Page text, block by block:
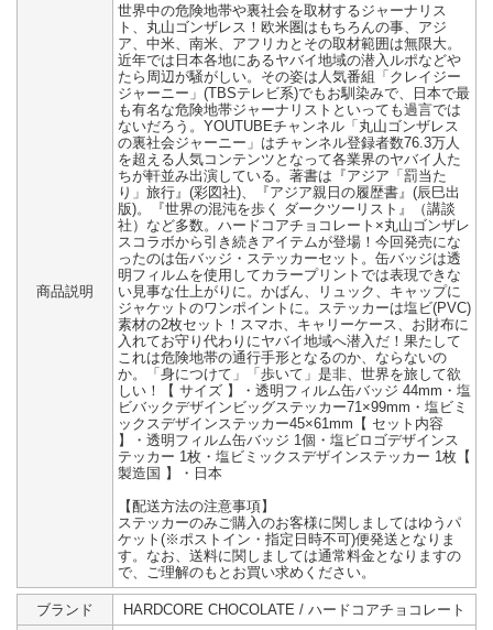
商品説明
世界中の危険地帯や裏社会を取材するジャーナリス
ト、丸山ゴンザレス！欧米圏はもちろんの事、アジ
ア、中米、南米、アフリカとその取材範囲は無限大。
近年では日本各地にあるヤバイ地域の潜入ルポなどや
たら周辺が騒がしい。その姿は人気番組「クレイジー
ジャーニー」(TBSテレビ系)でもお馴染みで、日本で最
も有名な危険地帯ジャーナリストといっても過言では
ないだろう。YOUTUBEチャンネル「丸山ゴンザレス
の裏社会ジャーニー」はチャンネル登録者数76.3万人
を超える人気コンテンツとなって各業界のヤバイ人た
ちが軒並み出演している。著書は『アジア「罰当た
り」旅行』(彩図社)、『アジア親日の履歴書』(辰巳出
版)。『世界の混沌を歩く ダークツーリスト』（講談
社）など多数。ハードコアチョコレート×丸山ゴンザレ
スコラボから引き続きアイテムが登場！今回発売にな
ったのは缶バッジ・ステッカーセット。缶バッジは透
明フィルムを使用してカラープリントでは表現できな
い見事な仕上がりに。かばん、リュック、キャップに
ジャケットのワンポイントに。ステッカーは塩ビ(PVC)
素材の2枚セット！スマホ、キャリーケース、お財布に
入れてお守り代わりにヤバイ地域へ潜入だ！果たして
これは危険地帯の通行手形となるのか、ならないの
か。「身につけて」「歩いて」是非、世界を旅して欲
しい！【 サイズ 】・透明フィルム缶バッジ 44mm・塩
ビバックデザインビッグステッカー71×99mm・塩ビミ
ックスデザインステッカー45×61mm【 セット内容
】・透明フィルム缶バッジ 1個・塩ビロゴデザインス
テッカー 1枚・塩ビミックスデザインステッカー 1枚【
製造国 】・日本
【配送方法の注意事項】
ステッカーのみご購入のお客様に関しましてはゆうパ
ケット(※ポストイン・指定日時不可)便発送となりま
す。なお、送料に関しましては通常料金となりますの
で、ご理解のもとお買い求めください。
ブランド
HARDCORE CHOCOLATE / ハードコアチョコレート